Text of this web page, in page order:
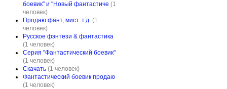
боевик" и "Новый фантастиче (1
человек)
Продаю фант, мист. т.д. (1
человек)
Русское фэнтези & фантастика
(1 человек)
Серия "Фантастический боевик"
(1 человек)
Скачать (1 человек)
Фантастический боевик продаю
(1 человек)